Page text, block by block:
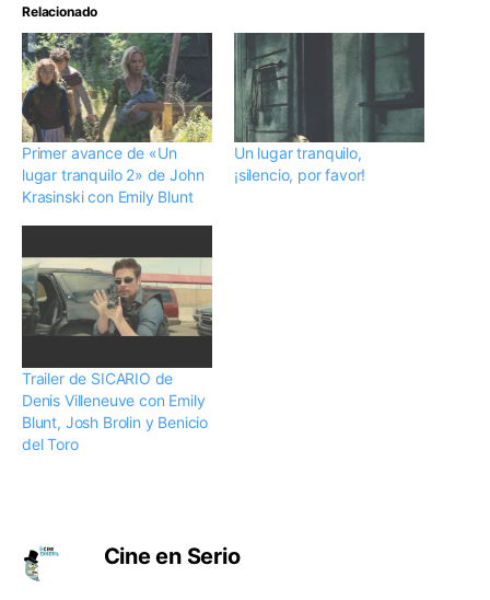
Relacionado
Primer avance de «Un
lugar tranquilo 2» de John
Krasinski con Emily Blunt
Un lugar tranquilo,
¡silencio, por favor!
Trailer de SICARIO de
Denis Villeneuve con Emily
Blunt, Josh Brolin y Benicio
del Toro
Cine en Serio